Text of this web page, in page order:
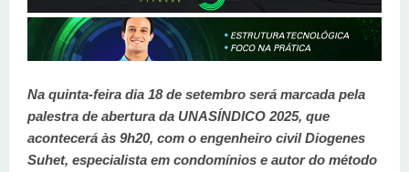
Na quinta-feira dia 18 de setembro será marcada pela
palestra de abertura da UNASÍNDICO 2025, que
acontecerá às 9h20, com o engenheiro civil Diogenes
Suhet, especialista em condomínios e autor do método